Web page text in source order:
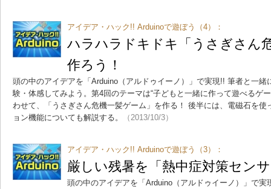
アイデア・ハック!! Arduinoで遊ぼう（4）：
ハラハラドキドキ「うさぎさん
作ろう！
頭の中のアイデアを「Arduino（アルドゥイーノ）」で実現!! 筆者と一緒
験・体感してみよう。第4回のテーマは“子どもと一緒に作って遊べるゲ
わせて、「うさぎさん危機一髪ゲーム」を作る！ 後半には、電磁石を
ョン機能についても解説する。
（2013/10/3）
アイデア・ハック!! Arduinoで遊ぼう（3）：
厳しい残暑を「熱中症対策セン
頭の中のアイデアを「Arduino（アルドゥイーノ）」で